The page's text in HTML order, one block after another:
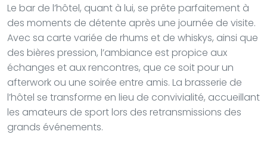
Le bar de l’hôtel, quant à lui, se prête parfaitement à
des moments de détente après une journée de visite.
Avec sa carte variée de rhums et de whiskys, ainsi que
des bières pression, l’ambiance est propice aux
échanges et aux rencontres, que ce soit pour un
afterwork ou une soirée entre amis. La brasserie de
l’hôtel se transforme en lieu de convivialité, accueillant
les amateurs de sport lors des retransmissions des
grands événements.